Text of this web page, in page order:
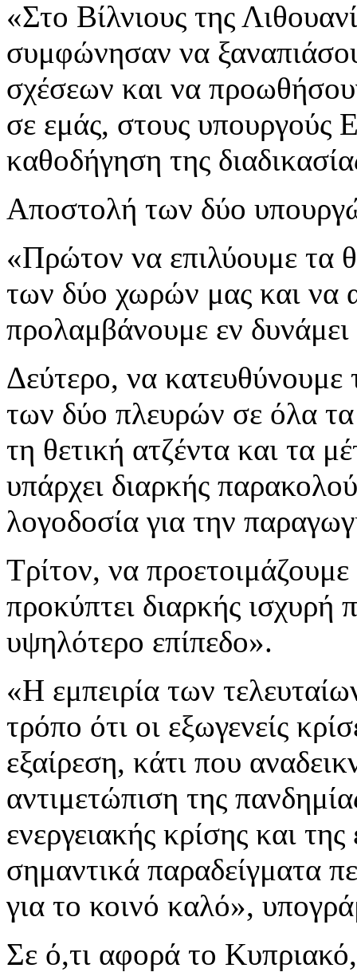
«Στο Βίλνιους της
συμφώνησαν να
σχέσεων και να
σε εμάς, στους υπουργούς
καθοδήγηση της
Αποστολή των δύο
«Πρώτον να επιλύουμε τα
των δύο χωρών μας και να
προλαμβάνουμε εν δυνάμει
Δεύτερο, να κατευθύνουμε
των δύο πλευρών σε όλα τα
τη θετική ατζέντα και τα
υπάρχει διαρκής
λογοδοσία για την
Τρίτον, να
προκύπτει διαρκής ισχυρή
υψηλότερο επίπεδο».
«Η εμπειρία των
τρόπο ότι οι εξωγενείς
εξαίρεση, κάτι που
αντιμετώπιση της
ενεργειακής κρίσης και
σημαντικά παραδείγματα
για το κοινό καλό»,
Σε ό,τι αφορά το